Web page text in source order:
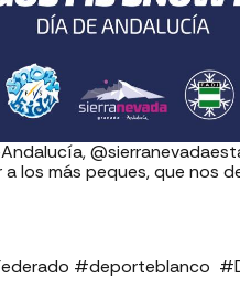
los más peques, que nos
#deporteblanco